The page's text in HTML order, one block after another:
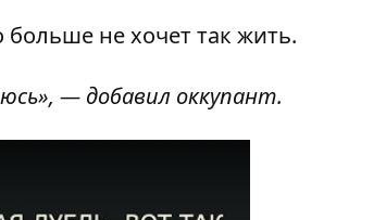
не хочет так жить.
— добавил оккупант.